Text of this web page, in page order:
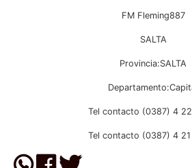
FM Fleming887
SALTA
Provincia:SALTA
Tel contacto (0387) 4
Tel contacto (0387) 4